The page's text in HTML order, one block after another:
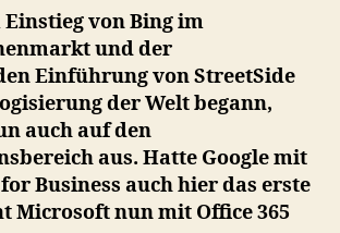
Microsoft:
Der
Kampf
um
die
in
der
Business
von Bing im
und der
Einführung von StreetSide
der Welt begann,
auch auf den
aus. Hatte Google mit
Business auch hier das erste
Microsoft nun mit Office 365